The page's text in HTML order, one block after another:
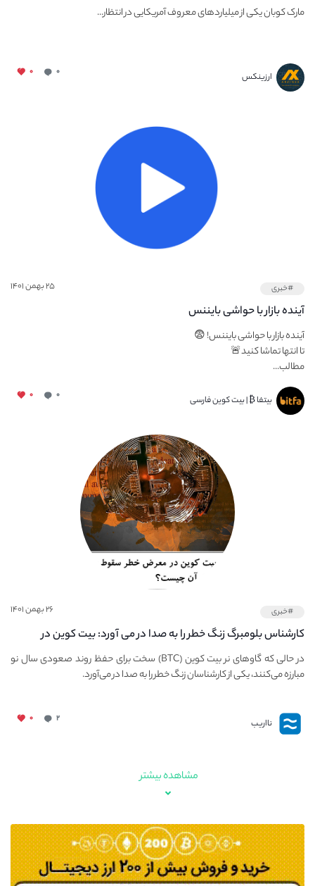
مارک کوبان یکی از میلیاردهای معروف آمریکایی در انتظار...
ارزینکس ۰ ۰
#خبری ۲۵ بهمن ۱۴۰۱
آینده بازار با حواشی بایننس
آینده بازار با حواشی بایننس! 😨
تا انتها تماشا کنید🚨
مطالب...
بیتفا ₿ | بیت کوین فارسی ۰ ۰
#خبری ۲۶ بهمن ۱۴۰۱
کارشناس بلومبرگ زنگ خطر را به صدا در می آورد: بیت کوین در
معرض خطر سقوط بزرگ است - دلیل آن چیست؟در حالی که گاوهای نر بیت کوین (BTC) سخت برای حفظ روند صعودی سال نو
مبارزه می‌کنند، یکی از کارشناسان زنگ خطر را به صدا در می‌آورد.
نااریب ۲ ۰
مشاهده بیشتر